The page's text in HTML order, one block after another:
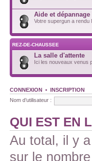
Aide et dépannage
Votre supergun a
REZ-DE-CHAUSSEE
La salle d'attente
Ici les nouveaux venus
CONNEXION • INSCRIPTION
Nom d’utilisateur :
QUI EST EN
Au total, il y a
sur le